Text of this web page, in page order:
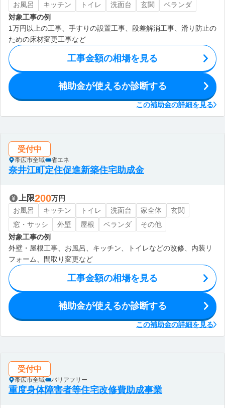
お風呂
キッチン トイレ 洗面台 玄関
ベランダ
対象工事の例
1万円以上の工事、手すりの設置工事、段差解消工事、滑り防止の
ための床材変更工事など
工事金額の相場を見る
補助金が使えるか診断する
この補助金の詳細を見る
受付中
帯広市全域 省エネ
奈井江町定住促進新築住宅助成金
上限200万円
お風呂
キッチン トイレ 洗面台 家全体
玄関
窓・サッシ
外壁 屋根 ベランダ
その他
対象工事の例
外壁・屋根工事、お風呂、キッチン、トイレなどの改修、内装リ
フォーム、間取り変更など
工事金額の相場を見る
補助金が使えるか診断する
この補助金の詳細を見る
受付中
帯広市全域 バリアフリー
重度身体障害者等住宅改修費助成事業